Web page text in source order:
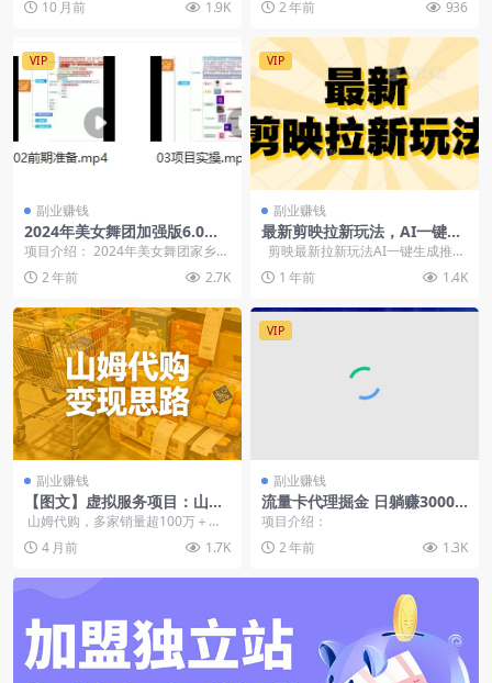
思...10 月前 1.9K
感到绝望?
2 年前 936
VIP
副业赚钱
2024年美女舞团加强版6.0，
单场直播日入1700+
项目介绍： 2024年美女舞团家乡版
6.0直播项目，独特素材、特效技术
和防风技术...
2 年前 2.7K
VIP
副业赚钱
最新剪映拉新玩法，AI一键生
成推广，新手小白兼职副业首
选
剪映最新拉新玩法AI一键生成推
广，一件发布，单天高产出1...
1 年前 1.4K
副业赚钱
【图文】虚拟服务项目：山姆
代购的变现思路，多家销量超
山姆代购，多家销量超100万＋客
户在山姆app下单，截图保存发给
在线...4 月前 1.7K
VIP
副业赚钱
流量卡代理掘金 日躺赚3000+
多种推广渠道 新手小白轻松落
项目介绍：
2 年前
1.3K